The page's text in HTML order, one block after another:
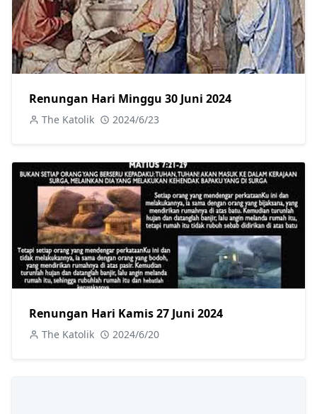
Renungan Hari Minggu 30 Juni 2024
The Katolik 2024/6/23
Renungan Hari Kamis 27 Juni 2024
The Katolik 2024/6/20